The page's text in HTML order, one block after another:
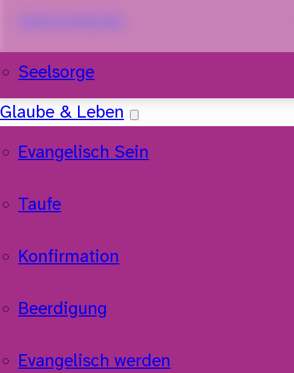
Seelsorge
Glaube & Leben
Evangelisch Sein
Taufe
Konfirmation
Beerdigung
Evangelisch werden